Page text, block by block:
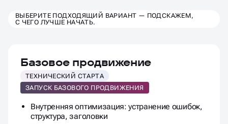
ВЫБЕРИТЕ ПОДХОДЯЩИЙ ВАРИАНТ — ПОДСКАЖЕМ,
С ЧЕГО ЛУЧШЕ НАЧАТЬ.
Базовое продвижение
ТЕХНИЧЕСКИЙ СТАРТА
ЗАПУСК БАЗОВОГО ПРОДВИЖЕНИЯ
Внутренняя оптимизация: устранение ошибок,
структура, заголовки